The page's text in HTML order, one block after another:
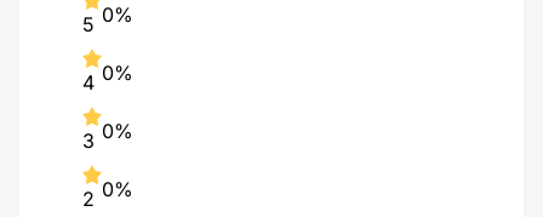
5 0%
4 0%
3 0%
2 0%